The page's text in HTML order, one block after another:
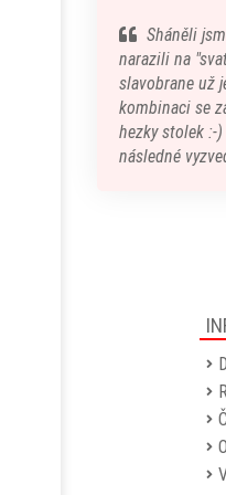
Sháněli
narazili na
slavobrane už
kombinaci se
hezky stolek :-
následné